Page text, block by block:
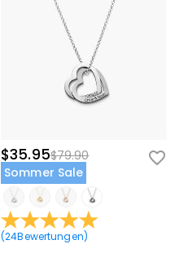
$35.95$79.90
Sommer Sale
(24Bewertungen)